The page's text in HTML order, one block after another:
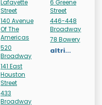
Lafayette
Street
140 Avenue
Of The
Americas
520
Broadway
141 East
Houston
Street
433
Broadway
6 Greene
Street
446-448
Broadway
78 Bowery
altri...